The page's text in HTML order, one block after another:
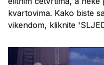
kvartovima. Kako biste
vikendom, kliknite